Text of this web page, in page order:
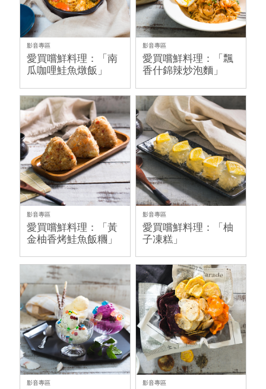
影音專區
愛買嚐鮮料理：「南
瓜咖哩鮭魚燉飯」
影音專區
愛買嚐鮮料理：「飄
香什錦辣炒泡麵」
影音專區
愛買嚐鮮料理：「黃
金柚香烤鮭魚飯糰」
影音專區
愛買嚐鮮料理：「柚
子凍糕」
影音專區 影音專區